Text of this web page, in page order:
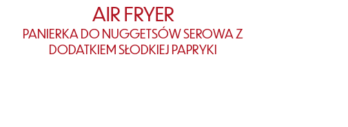
AIR FRYER
PANIERKA DO NUGGETSÓW SEROWA Z
DODATKIEM SŁODKIEJ PAPRYKI